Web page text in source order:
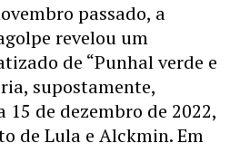
passado, a
revelou um
de “Punhal verde e
supostamente,
15 de dezembro de 2022,
de Lula e Alckmin. Em